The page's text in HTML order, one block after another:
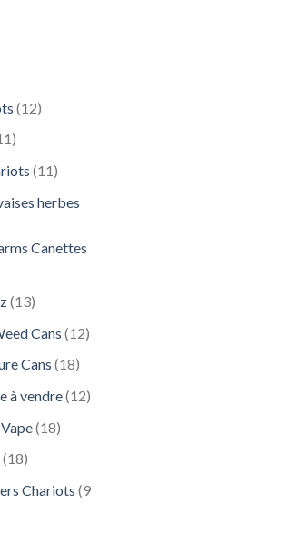
1212
11
1111
herbes
Canettes
1313
Cans 1212
Cans 1818
à vendre 1212
1818
1818
Chariots 9